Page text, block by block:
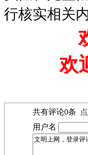
行核实相关内
欢
共有评论0条
用户名